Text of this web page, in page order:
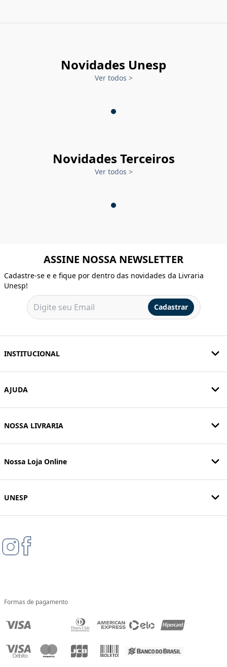
Novidades Unesp
Ver todos >
Novidades Terceiros
Ver todos >
ASSINE NOSSA NEWSLETTER
Cadastre-se e e fique por dentro das novidades da Livraria
Unesp!
Cadastrar
INSTITUCIONAL
AJUDA
NOSSA LIVRARIA
Nossa Loja Online
UNESP
Formas de pagamento